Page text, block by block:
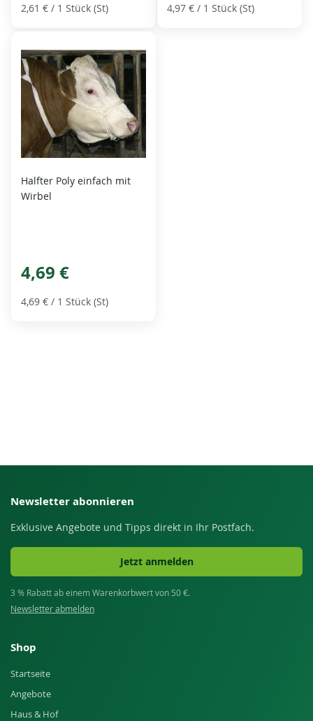
2,61 € / 1 Stück (St) 4,97 € / 1 Stück (St)
Halfter Poly einfach mit
Wirbel
4,69 €
4,69 € / 1 Stück (St)
Newsletter abonnieren
Exklusive Angebote und Tipps direkt in Ihr Postfach.
Jetzt anmelden
3 % Rabatt ab einem Warenkorbwert von 50 €.
Newsletter abmelden
Shop
Startseite
Angebote
Haus & Hof